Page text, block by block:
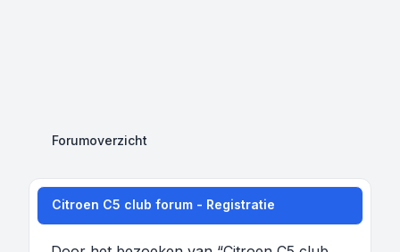
Forumoverzicht
Citroen C5 club forum - Registratie